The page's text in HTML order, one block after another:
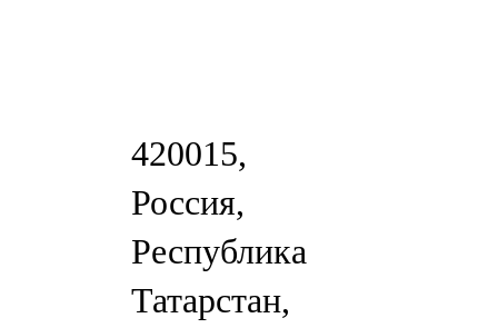
420015,
Россия,
Республика
Татарстан,